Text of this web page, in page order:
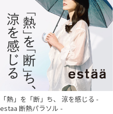
「熱」を「断」ち、 涼を感じる -
estaa 断熱パラソル -